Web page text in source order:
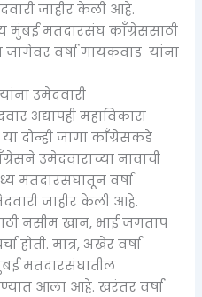
जाहीर केली आहे.
मुंबई मतदारसंघ काँग्रेससाठी
जागेवर वर्षा गायकवाड यांना
उमेदवारी
अद्यापही महाविकास
दोन्ही जागा काँग्रेसकडे
उमेदवाराच्या नावाची
मतदारसंघातून वर्षा
जाहीर केली आहे.
नसीम खान, भाई जगताप
होती. मात्र, अखेर वर्षा
मतदारसंघातील
आला आहे. खरंतर वर्षा